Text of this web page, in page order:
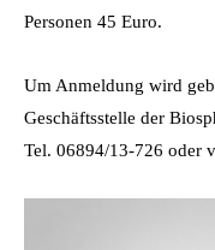
Personen 45 Euro.
Um Anmeldung wird
Geschäftsstelle der
Tel. 06894/13-726 oder